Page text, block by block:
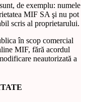
de exemplu: numele
MIF SA şi nu pot
scris al proprietarului.
în scop comercial
MIF, fără acordul
neautorizată a